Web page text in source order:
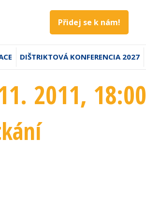
Přidej se k nám!
DIŠTRIKTOVÁ KONFERENCIA 2027
2011, 18:00